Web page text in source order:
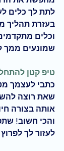
לתת לך כלים
בעזרת תהליך
וכלים
שמונעים ממך
טיפ קטן
כתבי לעצמך
שאת רוצה
אותה בצורה
והכי חשוב!
לעזור לך